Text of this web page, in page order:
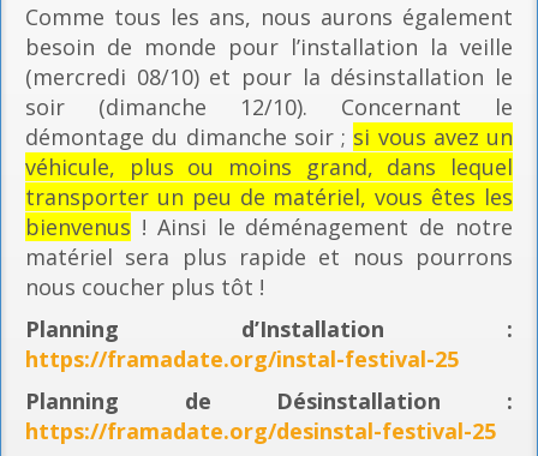
Comme tous les ans, nous aurons également
besoin de monde pour l’installation la veille
(mercredi 08/10) et pour la désinstallation le
soir (dimanche 12/10). Concernant le
démontage du dimanche soir ; si vous avez un
véhicule, plus ou moins grand, dans lequel
transporter un peu de matériel, vous êtes les
bienvenus ! Ainsi le déménagement de notre
matériel sera plus rapide et nous pourrons
nous coucher plus tôt !
Planning d’Installation :
https://framadate.org/instal-festival-25
Planning de Désinstallation :
https://framadate.org/desinstal-festival-25